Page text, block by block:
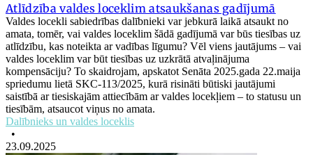
Atlīdzība valdes loceklim atsaukšanas gadījumā
Valdes locekli sabiedrības dalībnieki var jebkurā laikā atsaukt no
amata, tomēr, vai valdes loceklim šādā gadījumā var būs tiesības uz
atlīdzību, kas noteikta ar vadības līgumu? Vēl viens jautājums – vai
valdes loceklim var būt tiesības uz uzkrātā atvaļinājuma
kompensāciju? To skaidrojam, apskatot Senāta 2025.gada 22.maija
spriedumu lietā SKC-113/2025, kurā risināti būtiski jautājumi
saistībā ar tiesiskajām attiecībām ar valdes locekļiem – to statusu un
tiesībām, atsaucot viņus no amata.
Dalībnieks un valdes loceklis
•
23.09.2025